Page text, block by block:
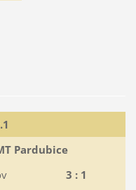
Pardubice
3 : 1